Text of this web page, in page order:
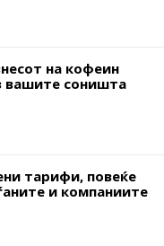
на кофеин
вашите соништа
тарифи, повеќе
и компаниите